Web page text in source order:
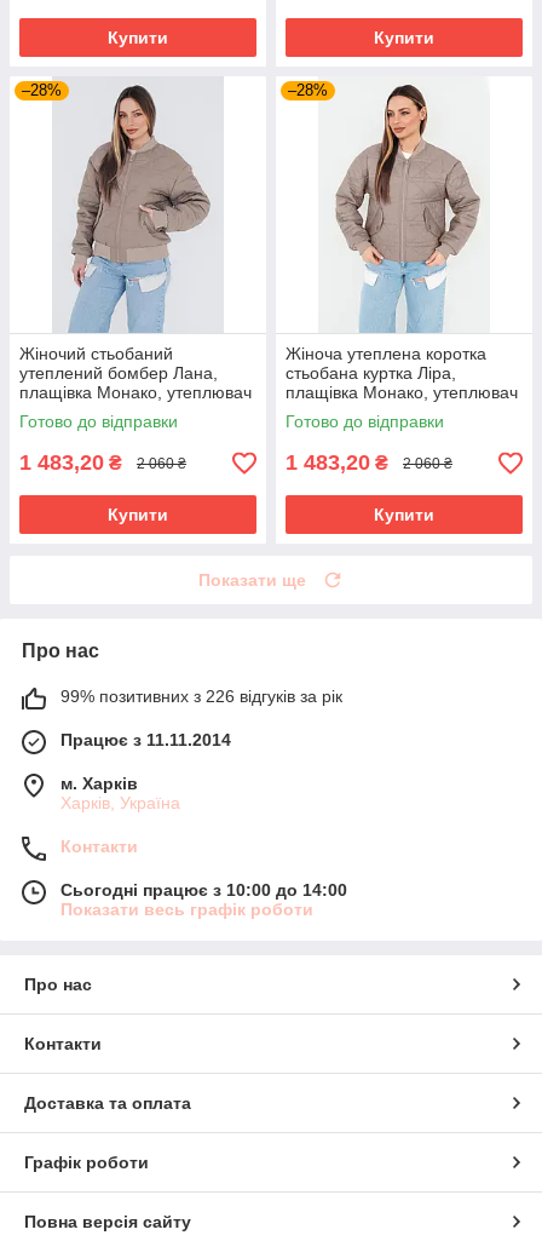
Купити Купити
–28%
Жіночий стьобаний
утеплений бомбер Лана,
плащівка Монако, утеплювач
Тінсулейт 120 бежевий
Готово до відправки
1 483,20 ₴ 2 060 ₴
Купити
–28%
Жіноча утеплена коротка
стьобана куртка Ліра,
плащівка Монако, утеплювач
Тінсулейт 120 бежева
Готово до відправки
1 483,20 ₴ 2 060 ₴
Купити
Показати ще
Про нас
99% позитивних з 226 відгуків за рік
Працює з 11.11.2014
м. Харків
Харків, Україна
Контакти
Сьогодні працює з 10:00 до 14:00
Показати весь графік роботи
Про нас
Контакти
Доставка та оплата
Графік роботи
Повна версія сайту